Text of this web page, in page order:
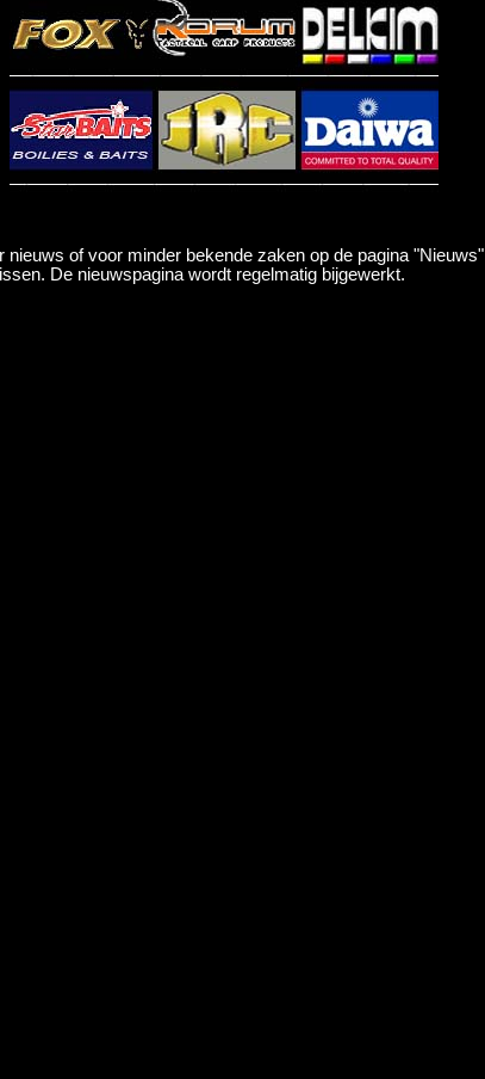
nieuws of voor minder bekende zaken op de pagina "Nieuws"
De nieuwspagina wordt regelmatig bijgewerkt.